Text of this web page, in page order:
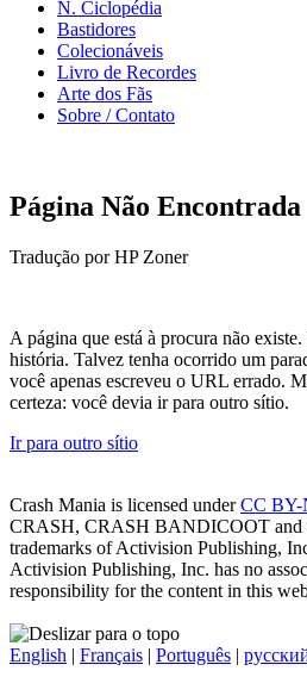
N. Ciclopédia
Bastidores
Colecionáveis
Livro de Recordes
Arte dos Fãs
Sobre / Contato
Página Não Encontrada
Tradução por HP Zoner
A página que está à procura não
história. Talvez tenha ocorrido um
você apenas escreveu o URL errado.
certeza: você devia ir para outro sítio.
Ir para outro sítio
Crash Mania is licensed underCC BY-
CRASH, CRASH BANDICOOT and
trademarks of Activision Publishing,
Activision Publishing, Inc. has no
responsibility for the content in this
English | Français | Português |